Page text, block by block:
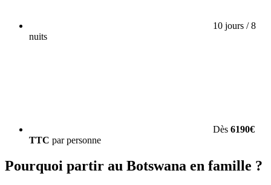
10 jours / 8
nuits
Dès 6190€
TTC par personne
Pourquoi partir au Botswana en famille ?